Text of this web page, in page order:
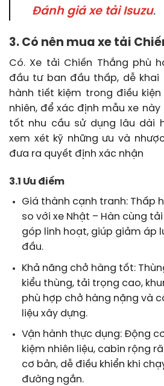
Đánh giá xe tải Isuzu.
3. Có nên mua xe tải
Có. Xe tải Chiến Thắng phù
đầu tư ban đầu thấp, dễ khai
hành tiết kiệm trong điều
nhiên, để xác định mẫu xe
tốt nhu cầu sử dụng lâu dài
xem xét kỹ những ưu và
đưa ra quyết định xác nhận
3.1 Ưu điểm
Giá thành cạnh tranh: Thấp
so với xe Nhật – Hàn cùng
góp linh hoạt, giúp giảm áp
đầu.
Khả năng chở hàng tốt:
kiểu thùng, tải trọng cao,
phù hợp chở hàng nặng và
liệu xây dựng.
Vận hành thực dụng: Động
kiệm nhiên liệu, cabin rộng
cơ bản, dễ điều khiển khi
đường ngắn.